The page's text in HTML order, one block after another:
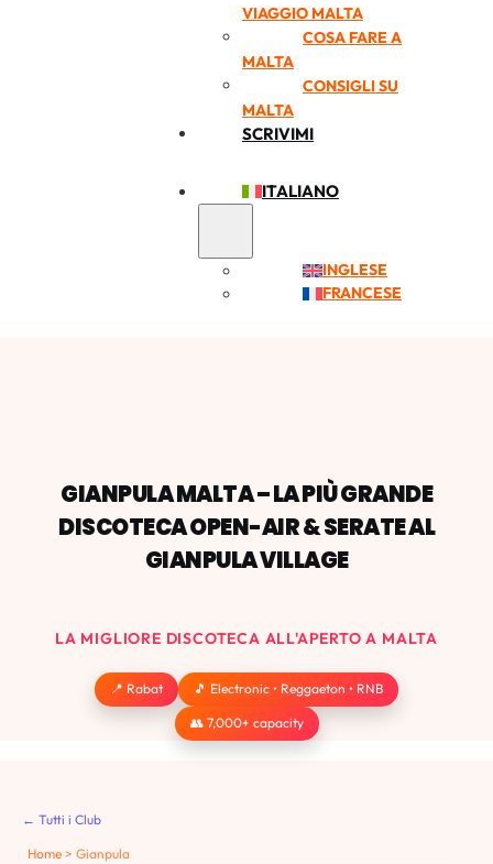
VIAGGIO MALTA
COSA FARE A
MALTA
CONSIGLI SU
MALTA
SCRIVIMI
ITALIANO
INGLESE
FRANCESE
GIANPULA MALTA – LA PIÙ GRANDE
DISCOTECA OPEN-AIR & SERATE AL
GIANPULA VILLAGE
LA MIGLIORE DISCOTECA ALL'APERTO A MALTA
📍 Rabat 🎵 Electronic • Reggaeton • RNB
👥 7,000+ capacity
← Tutti i Club
Home > Gianpula